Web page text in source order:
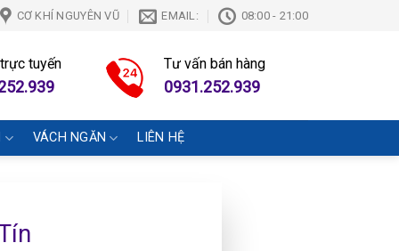
CƠ KHÍ NGUYÊN VŨ EMAIL: 08:00 - 21:00
tuyến Tư vấn bán hàng
0931.252.939
VÁCH NGĂN LIÊN HỆ